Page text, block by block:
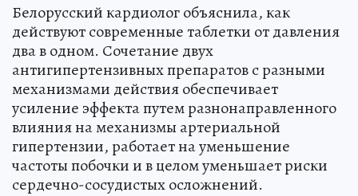
Белорусский кардиолог объяснила, как
действуют современные таблетки от давления
два в одном. Сочетание двух
антигипертензивных препаратов с разными
механизмами действия обеспечивает
усиление эффекта путем разнонаправленного
влияния на механизмы артериальной
гипертензии, работает на уменьшение
частоты побочки и в целом уменьшает риски
сердечно-сосудистых осложнений.